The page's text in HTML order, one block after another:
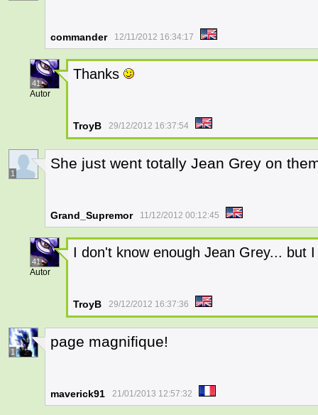
commander 12/11/2012 16:34:17
41
Autor
Thanks
TroyB 29/12/2012 16:37:54
1
She just went totally Jean Grey on
Grand_Supremor 11/12/2012 00:12:45
41
Autor
I don't know enough Jean Grey... but
TroyB 29/12/2012 16:37:36
1
page magnifique!
maverick91 21/01/2013 12:57:32